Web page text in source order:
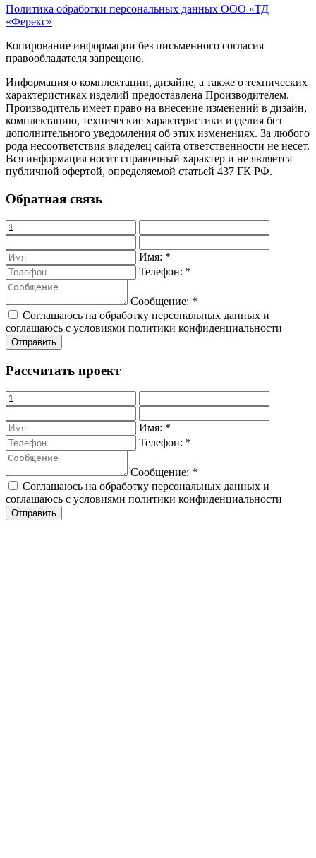
Политика обработки персональных данных ООО «ТД
«Ферекс»
Копирование информации без письменного согласия
правообладателя запрещено.
Информация о комплектации, дизайне, а также о технических
характеристиках изделий предоставлена Производителем.
Производитель имеет право на внесение изменений в дизайн,
комплектацию, технические характеристики изделия без
дополнительного уведомления об этих изменениях. За любого
рода несоответствия владелец сайта ответственности не несет.
Вся информация носит справочный характер и не является
публичной офертой, определяемой статьей 437 ГК РФ.
Обратная связь
Имя: *
Телефон: *
Сообщение: *
Соглашаюсь на обработку персональных данных и
соглашаюсь с условиями политики конфиденциальности
Рассчитать проект
Имя: *
Телефон: *
Сообщение: *
Соглашаюсь на обработку персональных данных и
соглашаюсь с условиями политики конфиденциальности